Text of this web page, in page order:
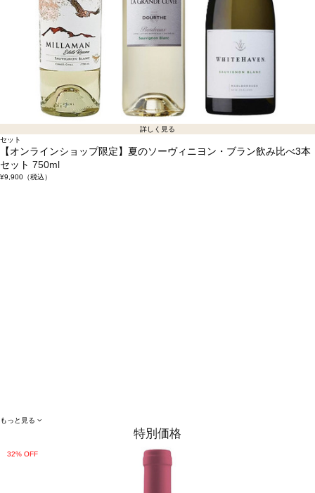
詳しく見る
セット
【オンラインショップ限定】夏のソーヴィニヨン・ブラン飲み比べ3本
セット 750ml
¥9,900（税込）
もっと見る
特別価格
32% OFF